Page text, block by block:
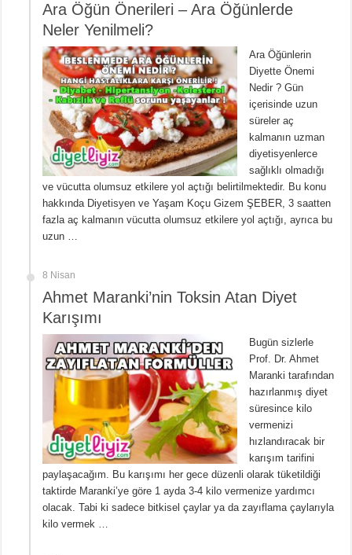
Ara Öğün Önerileri – Ara Öğünlerde
Neler Yenilmeli?
Ara Öğünlerin
Diyette Önemi
Nedir ? Gün
içerisinde uzun
süreler aç
kalmanın uzman
diyetisyenlerce
sağlıklı olmadığı
ve vücutta olumsuz etkilere yol açtığı belirtilmektedir. Bu konu
hakkında Diyetisyen ve Yaşam Koçu Gizem ŞEBER, 3 saatten
fazla aç kalmanın vücutta olumsuz etkilere yol açtığı, ayrıca bu
uzun …
8 Nisan
Ahmet Maranki’nin Toksin Atan Diyet
Karışımı
Bugün sizlerle
Prof. Dr. Ahmet
Maranki tarafından
hazırlanmış diyet
süresince kilo
vermenizi
hızlandıracak bir
karışım tarifini
paylaşacağım. Bu karışımı her gece düzenli olarak tüketildiği
taktirde Maranki’ye göre 1 ayda 3-4 kilo vermenize yardımcı
olacak. Tabi ki sadece bitkisel çaylar ya da zayıflama çaylarıyla
kilo vermek …